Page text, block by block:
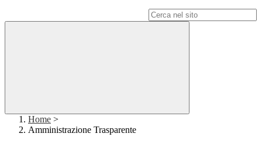
Home >
Amministrazione Trasparente